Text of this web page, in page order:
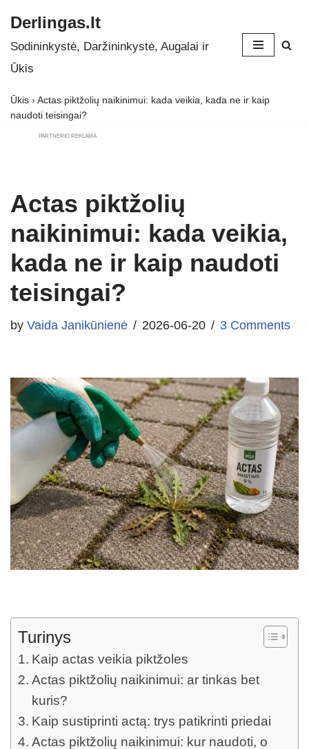
Skip
to
Derlingas.lt
Sodininkystė, Daržininkystė, Augalai ir
Ūkis
Ūkis › Actas piktžolių naikinimui: kada veikia, kada ne ir kaip
naudoti teisingai?
PARTNERIO REKLAMA
Actas piktžolių
naikinimui: kada veikia,
kada ne ir kaip naudoti
teisingai?
by Vaida Janikūnienė 2026-06-20 3 Comments
Turinys
Kaip actas veikia piktžoles
Actas piktžolių naikinimui: ar tinkas bet
kuris?
Kaip sustiprinti actą: trys patikrinti priedai
Actas piktžolių naikinimui: kur naudoti, o